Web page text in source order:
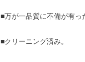
■万が一品質に不備が有っ
■クリーニング済み。